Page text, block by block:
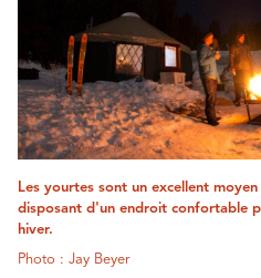
Les yourtes sont un excellent
disposant d'un endroit confortable
hiver.
Photo : Jay Beyer